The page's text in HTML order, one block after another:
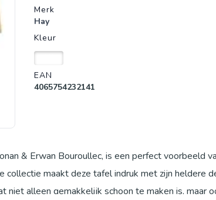
Merk
Hay
Kleur
EAN
4065754232141
& Erwan Bouroullec, is een perfect voorbeeld
collectie maakt deze tafel indruk met zijn heldere
alleen gemakkelijk schoon te maken is, maar